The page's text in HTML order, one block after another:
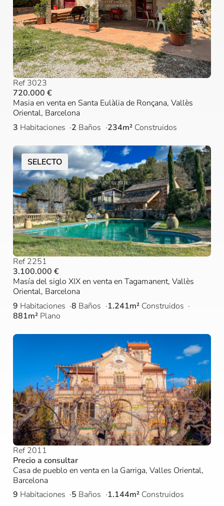
Ref 3023
720.000 €
Masia en venta en Santa Eulàlia de Ronçana, Vallès
Oriental, Barcelona
3 Habitaciones 2 Baños 234m² Construidos
SELECTO
Ref 2251
3.100.000 €
Masía del siglo XIX en venta en Tagamanent, Vallès
Oriental, Barcelona
9 Habitaciones 8 Baños 1.241m² Construidos
881m² Plano
Ref 2011
Precio a consultar
Casa de pueblo en venta en la Garriga, Valles Oriental,
Barcelona
9 Habitaciones 5 Baños 1.144m² Construidos